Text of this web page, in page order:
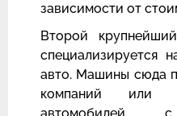
зависимости от
Второй
специализируется
авто. Машины сюда
компаний или